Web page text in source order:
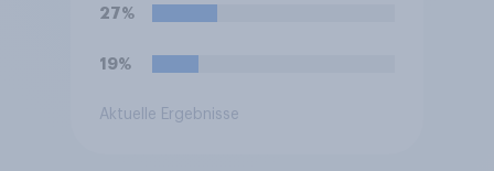
27%
19%
Aktuelle Ergebnisse